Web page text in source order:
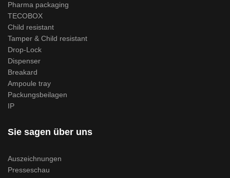
Pharma packaging
TECOBOX
Child resistant
Tamper & Child resistant
Drop-Lock
Dispenser
Breakard
Ampoule tray
Packungsbeilagen
IP
Sie sagen über uns
Auszeichnungen
Presseschau